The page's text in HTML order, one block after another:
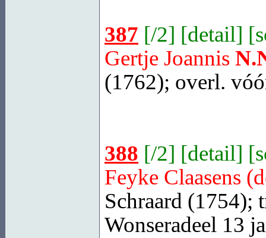
387 [/2] [detail] [
Gertje Joannis
(1762); overl.
388 [/2] [detail] [
Feyke Claasens
Schraard (1754);
Wonseradeel 13